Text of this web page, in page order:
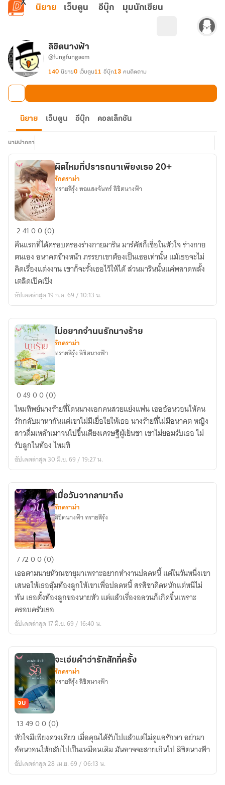
ข้ามไปยังเนื้อหาหลัก
นิยาย เว็บตูน อีบุ๊ก มุมนักเขียน
ลิขิตนางฟ้า
@fungfungaem
140 นิยาย0 เว็บตูน11 อีบุ๊ก13 คนติดตาม
นิยาย เว็บตูน อีบุ๊ก คอลเล็กชัน
นามปากกา
ผิด
ไหม
ที่
ปรารถนา
เพียง
เธอ
20+
ผิดไหมที่ปรารถนาเพียงเธอ 20+
รักดราม่า
ทรายสีรุ้ง ทอแสงจันทร์ ลิขิตนางฟ้า
24100 (0)
คืนแรกที่ได้ครอบครองร่างกายมาริน มาร์คัสก็เชื่อในหัวใจ ร่างกาย
ตนเอง อนาคตข้างหน้า ภรรยาเขาต้องเป็นเธอเท่านั้น แม้เธอจะไม่
คิดเรื่องแต่งงาน เขาก็จะรั้งเธอไว้ให้ได้ ส่วนมารินนั้นแค่พลาดพลั้ง
เตลิดเปิดเปิง
อัปเดตล่าสุด 19 ก.ค. 69 / 10:13 น.
ไม่
อยาก
จำนน
รัก
นาง
ร้าย
ไม่อยากจำนนรักนางร้าย
รักดราม่า
ทรายสีรุ้ง ลิขิตนางฟ้า
04900 (0)
ไหมทิพย์นางร้ายที่โดนนางเอกคนสวยแย่งแฟน เธออ้อนวอนให้คน
รักกลับมาหากันแต่เขาไม่มีเยื่อใยให้เธอ นางร้ายที่ไม่มีอนาคต หญิง
สาวดื่มเหล้าเมาจนไปขึ้นเตียงเศรษฐีผู้เย็นชา เขาไม่ยอมรับเธอ ไม่
รับลูกในท้อง ไหมทิ
อัปเดตล่าสุด 30 มิ.ย. 69 / 19:27 น.
เมื่อ
จาก
ลา
มา
ถึง
เมื่อวันจากลามาถึง
รักดราม่า
ลิขิตนางฟ้า ทรายสีรุ้ง
77200 (0)
เธอตามนายหัวณชายุมาเพราะอยากทำงานปลดหนี้ แต่ในวันหนึ่งเขา
เสนอให้เธออุ้มท้องลูกให้เขาเพื่อปลดหนี้ สรสิชาคิดหนักแต่หนีไม่
พ้น เธอตั้งท้องลูกของนายหัว แต่แล้วเรื่องอลวนก็เกิดขึ้นเพราะ
ครอบครัวเธอ
อัปเดตล่าสุด 17 มิ.ย. 69 / 16:40 น.
จะ
เอ่ย
คำ
ว่า
รัก
จบ
จะเอ่ยคำว่ารักสักกี่ครั้ง
รักดราม่า
ทรายสีรุ้ง ลิขิตนางฟ้า
134900 (0)
หัวใจมีเพียงดวงเดียว เมื่อคุณได้รับไปแล้วแต่ไม่ดูแลรักษา อย่ามา
อ้อนวอนให้กลับไปเป็นเหมือนเดิม มันอาจจะสายเกินไป ลิขิตนางฟ้า
อัปเดตล่าสุด 28 เม.ย. 69 / 06:13 น.